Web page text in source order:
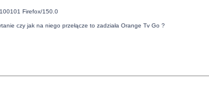
Firefox/150.0
czy jak na niego przełącze to zadziała Orange Tv Go ?